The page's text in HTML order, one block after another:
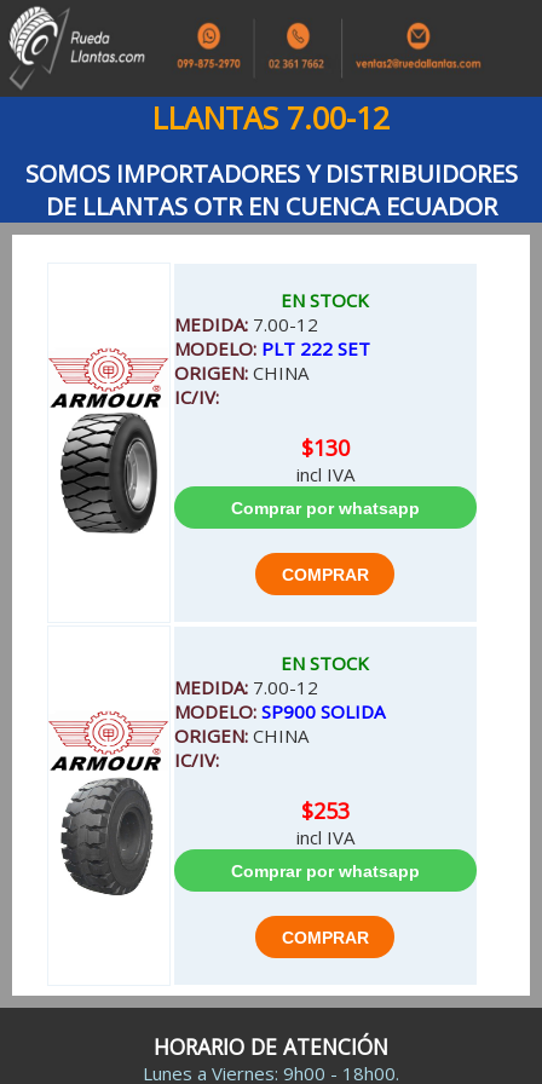
LLANTAS 7.00-12
SOMOS IMPORTADORES Y DISTRIBUIDORES
DE LLANTAS OTR EN CUENCA ECUADOR
EN STOCK
MEDIDA: 7.00-12
MODELO: PLT 222 SET
ORIGEN: CHINA
IC/IV:
$130
incl IVA
EN STOCK
MEDIDA: 7.00-12
MODELO: SP900 SOLIDA
ORIGEN: CHINA
IC/IV:
$253
incl IVA
HORARIO DE ATENCIÓN
Lunes a Viernes: 9h00 - 18h00.